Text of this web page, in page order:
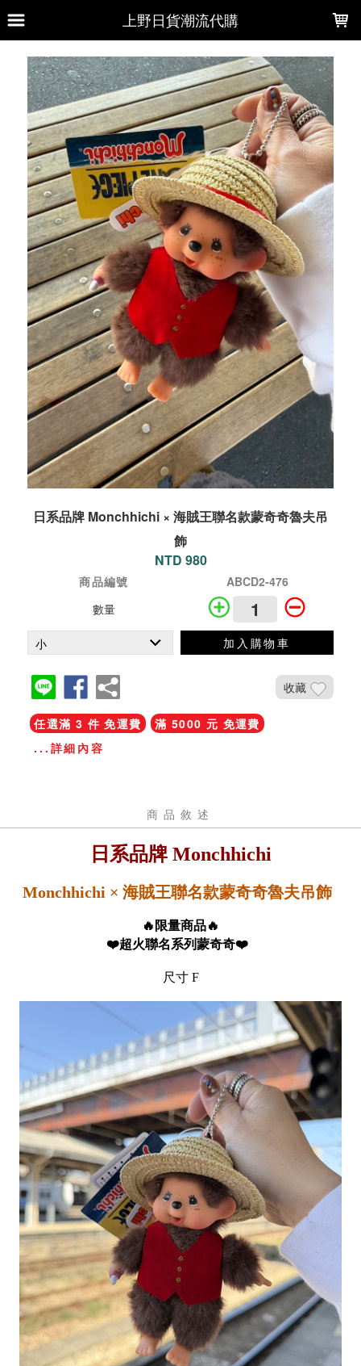
上野日貨潮流代購
日系品牌 Monchhichi × 海賊王聯名款蒙奇奇魯夫吊
飾
NTD 980
商品編號
ABCD2-476
數量
加入購物車
收藏
任選滿 3 件 免運費
滿 5000 元 免運費
...詳細內容
商品敘述